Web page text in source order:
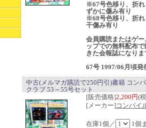
※67号色移り、折れ
ずかに傷み有り
※68号色移り、折れ
干傷み有り
会員購読またはゲー
ップでの無料配布
きた会報誌になりま
67号 1997/06月頃発
中古(メルマガ購読で250円引)書籍 コン
クラブ 53～55号セット
[販売価格]2,200円(
[メーカー]コンパイ
在庫1個／ 1個